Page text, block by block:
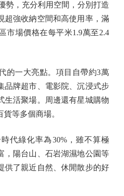
勢，充分利用空間，分別打造
超強收納空間和高使用率，滿
市場價格在每平米1.9萬至2.4
一大亮點。項目自帶約3萬
品牌超市、電影院、沉浸式步
生活聚場。周邊還有星城購物
等多個商場。
綠化率為30%，雖不算極
，陽台山、石岩湖濕地公園等
供了親近自然、休閒散步的好